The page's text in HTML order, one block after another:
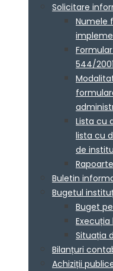
Solicitare
Numele
544/2001
Lista cu
lista cu
de
Buletin
Bugetul
Buget
Situația
Bilanțuri
Achiziții